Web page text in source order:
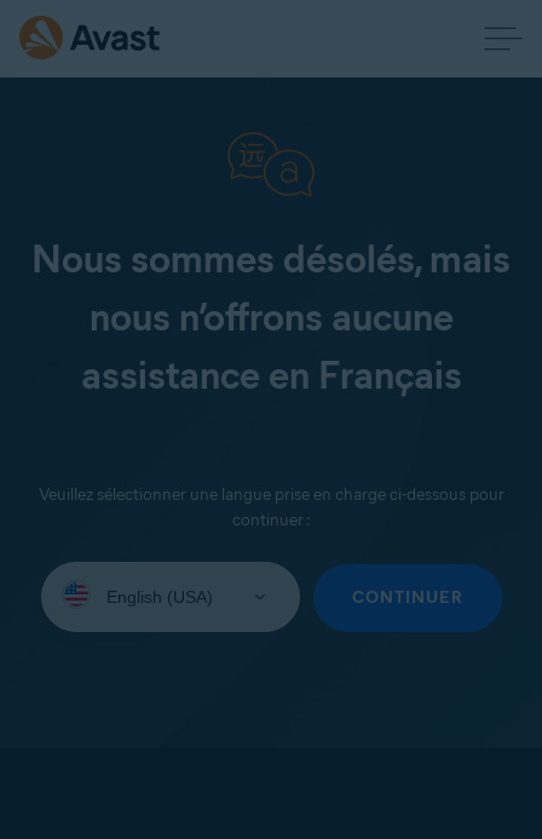
Nous sommes désolés, mais
nous n’offrons aucune
assistance en Français
Veuillez sélectionner une langue prise en charge ci-dessous pour
continuer :
une
CONTINUER